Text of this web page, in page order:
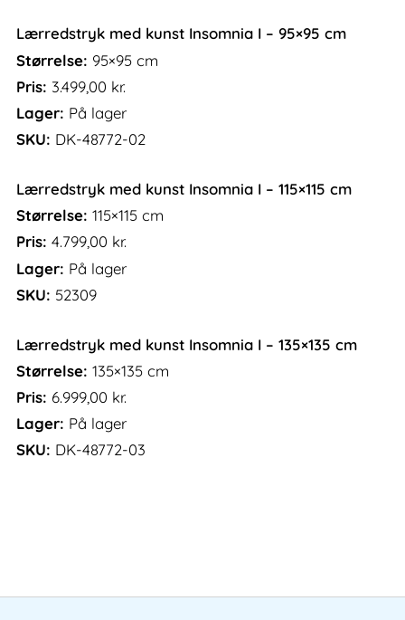
Lærredstryk med kunst Insomnia I – 95×95 cm
Størrelse: 95×95 cm
Pris: 3.499,00 kr.
Lager: På lager
SKU: DK-48772-02
Lærredstryk med kunst Insomnia I – 115×115 cm
Størrelse: 115×115 cm
Pris: 4.799,00 kr.
Lager: På lager
SKU: 52309
Lærredstryk med kunst Insomnia I – 135×135 cm
Størrelse: 135×135 cm
Pris: 6.999,00 kr.
Lager: På lager
SKU: DK-48772-03